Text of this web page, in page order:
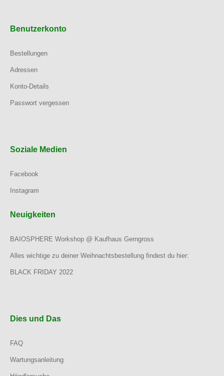
Benutzerkonto
Bestellungen
Adressen
Konto-Details
Passwort vergessen
Soziale Medien
Facebook
Instagram
Neuigkeiten
BAIOSPHERE Workshop @ Kaufhaus Gerngross
Alles wichtige zu deiner Weihnachtsbestellung findest du hier:
BLACK FRIDAY 2022
Dies und Das
FAQ
Wartungsanleitung